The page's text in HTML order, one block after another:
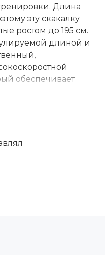
Длина
эту скакалку
ростом до 195 см.
длиной и
обеспечивает
и предотвращает
РЕТ-